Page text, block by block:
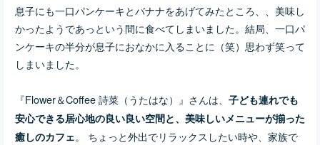
息子にも一口パンケーキとバナナをあげてみたところ、 、美味し
かったようであっという間に食べてしまいました。結局、一口パ
ンケーキの半分が息子におなかに入ることに（笑） 思わず笑って
しまいました。
『Flower＆Coffee 詩菜（うたはな）』さんは、 子ども連れでも
安心できる居心地の良い良い空間と、美味しいメニューが揃った
癒しのカフェ。 ちょっと外出でリラックスしたい時や、家族で